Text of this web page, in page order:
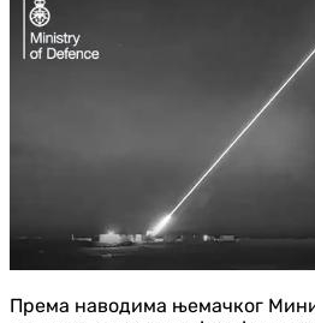
Према наводима њемачког